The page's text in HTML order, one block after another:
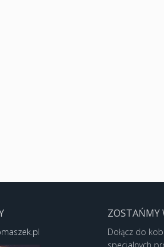
ZOSTAŃMY
Dołącz do